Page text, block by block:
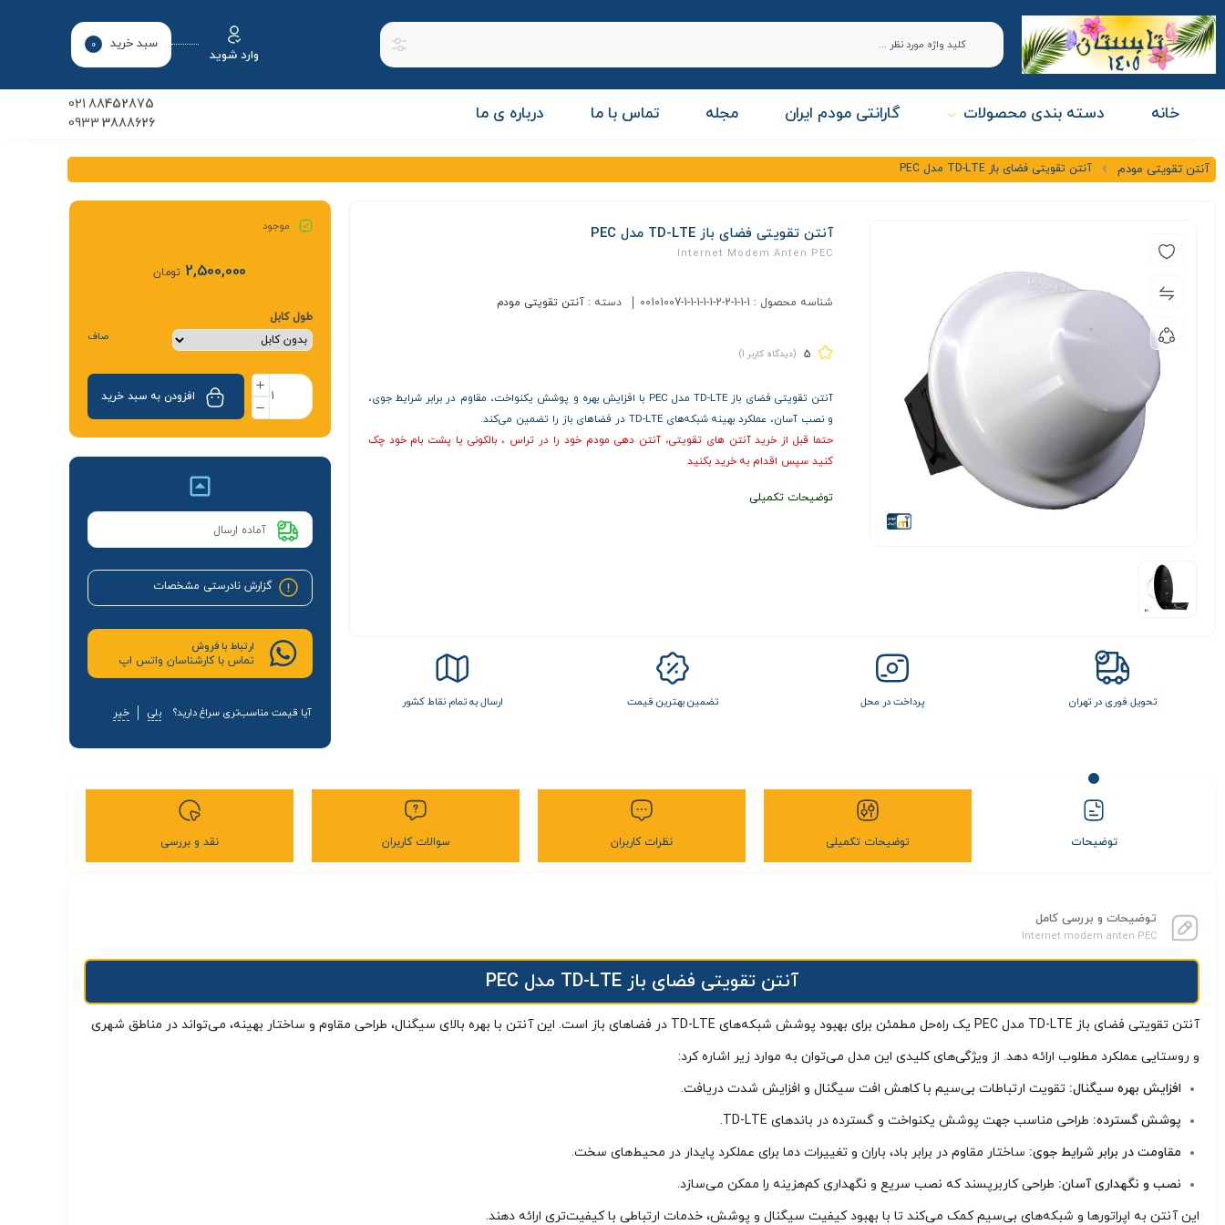
وارد شوید
سبد خرید 0
خانه دسته بندی محصولات گارانتی مودم ایران مجله تماس با ما درباره ی ما 88452875
021
3888626
0933
آنتن تقویتی مودم آنتن تقویتی فضای باز TD-LTE مدل PEC
آنتن تقویتی فضای باز TD-LTE مدل PEC
Internet Modem Anten PEC
شناسه محصول : 00101007-1-1-1-1-1-2-2-1-1-1 دسته : آنتن تقویتی مودم
5 (دیدگاه کاربر 1
)
آنتن تقویتی فضای باز TD-LTE مدل PEC با افزایش بهره و پوشش یکنواخت، مقاوم در برابر شرایط جوی،
و نصب آسان، عملکرد بهینه شبکه‌های TD-LTE در فضاهای باز را تضمین می‌کند.
حتما قبل از خرید آنتن های تقویتی، آنتن دهی مودم خود را در تراس ، بالکونی یا پشت بام خود چک
کنید سپس اقدام به خرید بکنید
توضیحات تکمیلی
تحویل فوری در تهران پرداخت در محل تضمین بهترین قیمت ارسال به تمام نقاط کشور
موجود
2,500,000 تومان
طول کابل
صاف
افزودن به سبد خرید
آماده ارسال
گزارش نادرستی مشخصات
ارتباط با فروش
تماس با کارشناسان واتس اپ
آیا قیمت مناسب‌تری سراغ دارید؟ بلی خیر
توضیحات توضیحات تکمیلی نظرات کاربران سوالات کاربران نقد و بررسی
توضیحات و بررسی کامل
Internet modem anten PEC
آنتن تقویتی فضای باز TD-LTE مدل PEC
آنتن تقویتی فضای باز TD-LTE مدل PEC یک راه‌حل مطمئن برای بهبود پوشش شبکه‌های TD-LTE در فضاهای باز است. این آنتن با بهره بالای سیگنال، طراحی مقاوم و ساختار بهینه، می‌تواند در مناطق شهری
و روستایی عملکرد مطلوب ارائه دهد. از ویژگی‌های کلیدی این مدل می‌توان به موارد زیر اشاره کرد:
افزایش بهره سیگنال: تقویت ارتباطات بی‌سیم با کاهش افت سیگنال و افزایش شدت دریافت.
پوشش گسترده: طراحی مناسب جهت پوشش یکنواخت و گسترده در باندهای TD-LTE.
مقاومت در برابر شرایط جوی: ساختار مقاوم در برابر باد، باران و تغییرات دما برای عملکرد پایدار در محیط‌های سخت.
نصب و نگهداری آسان: طراحی کاربرپسند که نصب سریع و نگهداری کم‌هزینه را ممکن می‌سازد.
این آنتن به اپراتورها و شبکه‌های بی‌سیم کمک می‌کند تا با بهبود کیفیت سیگنال و پوشش، خدمات ارتباطی با کیفیت‌تری ارائه دهند.